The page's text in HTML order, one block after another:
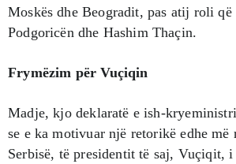
Moskës dhe Beogradit, pas atij roli
Podgoricën dhe Hashim Thaçin.
Frymëzim për Vuçiqin
Madje, kjo deklaratë e ish-
se e ka motivuar një retorikë edhe më
Serbisë, të presidentit të saj, Vuçiqit,